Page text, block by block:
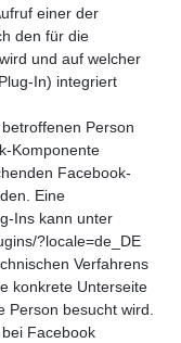
einer der
den für die
und auf welcher
In) integriert
Person
Komponente
Facebook-
Eine
Ins kann unter
?locale=de_DE
Verfahrens
konkrete Unterseite
besucht wird.
Facebook